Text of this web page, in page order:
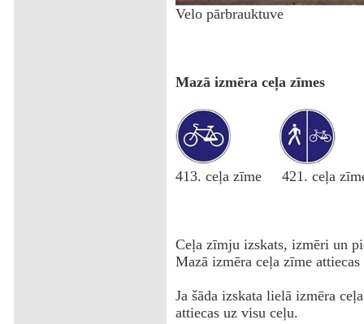
Velo pārbrauktuve
Mazā izmēra ceļa zīmes
413. ceļa zīme 421. ceļa
Ceļa zīmju izskats, izmēri un
Mazā izmēra ceļa zīme
Ja šāda izskata lielā izmēra
attiecas uz visu ceļu.